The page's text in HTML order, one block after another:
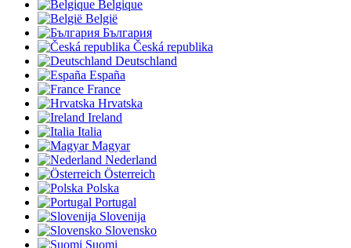
Belgique
België
България
Česká republika
Deutschland
España
France
Hrvatska
Ireland
Italia
Magyar
Nederland
Österreich
Polska
Portugal
Slovenija
Slovensko
Suomi